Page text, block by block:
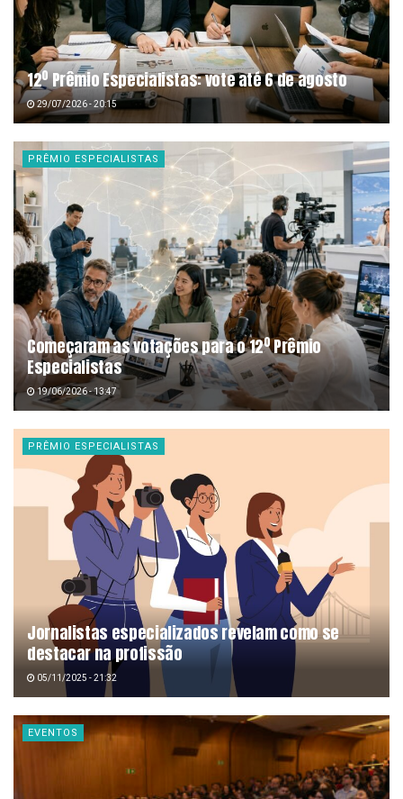
12º Prêmio Especialistas: vote até 6 de agosto
29/07/2026 - 20:15
PRÊMIO ESPECIALISTAS
Começaram as votações para o 12º Prêmio
Especialistas
19/06/2026 - 13:47
PRÊMIO ESPECIALISTAS
Jornalistas especializados revelam como se
destacar na profissão
05/11/2025 - 21:32
EVENTOS